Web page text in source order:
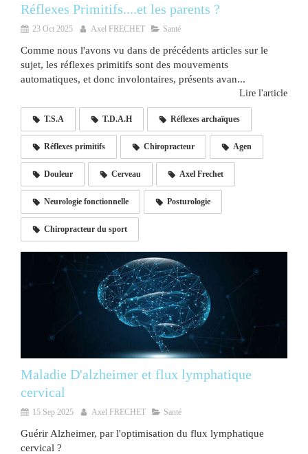
Réflexes Primitifs....et les parents ?
23 Oct 2025 Axel FRECHET Santé
Comme nous l'avons vu dans de précédents articles sur le
sujet, les réflexes primitifs sont des mouvements
automatiques, et donc involontaires, présents avan...
Lire l'article
T.S.A T.D.A.H Réflexes archaïques
Réflexes primitifs Chiropracteur Agen
Douleur Cerveau Axel Frechet
Neurologie fonctionnelle Posturologie
Chiropracteur du sport
Maladie D'alzheimer et flux lymphatique
cervical
15 Sep 2025 Axel FRECHET Santé
Guérir Alzheimer, par l'optimisation du flux lymphatique
cervical ?